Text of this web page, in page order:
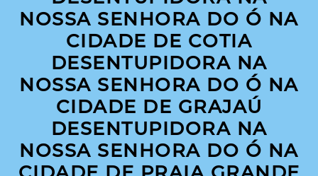
NOSSA SENHORA DO Ó NA
CIDADE DE COTIA
DESENTUPIDORA NA
NOSSA SENHORA DO Ó NA
CIDADE DE GRAJAÚ
DESENTUPIDORA NA
NOSSA SENHORA DO Ó NA